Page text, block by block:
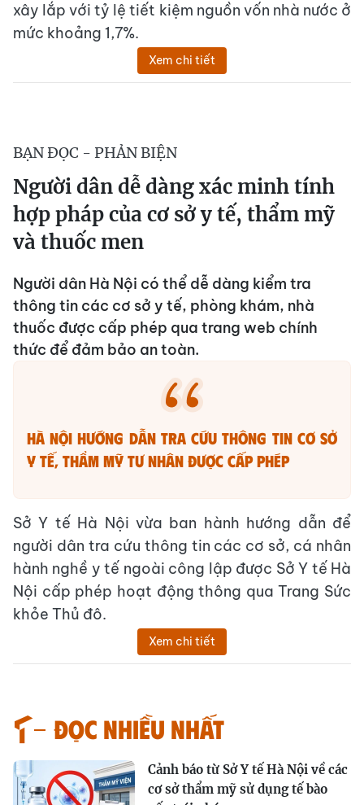
xây lắp với tỷ lệ tiết kiệm nguồn vốn nhà nước ở
mức khoảng 1,7%.
Xem chi tiết
BẠN ĐỌC - PHẢN BIỆN
Người dân dễ dàng xác minh tính
hợp pháp của cơ sở y tế, thẩm mỹ
và thuốc men
Người dân Hà Nội có thể dễ dàng kiểm tra
thông tin các cơ sở y tế, phòng khám, nhà
thuốc được cấp phép qua trang web chính
thức để đảm bảo an toàn.
Hà Nội hướng dẫn tra cứu thông tin cơ sở
y tế, thẩm mỹ tư nhân được cấp phép
Sở Y tế Hà Nội vừa ban hành hướng dẫn để
người dân tra cứu thông tin các cơ sở, cá nhân
hành nghề y tế ngoài công lập được Sở Y tế Hà
Nội cấp phép hoạt động thông qua Trang Sức
khỏe Thủ đô.
Xem chi tiết
Đọc nhiều nhất
Cảnh báo từ Sở Y tế Hà Nội về các
cơ sở thẩm mỹ sử dụng tế bào